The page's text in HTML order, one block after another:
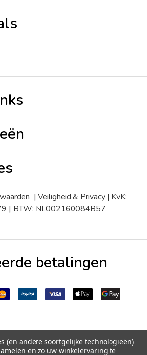
| Veiligheid & Privacy| KvK:
| BTW: NL002160084B57
betalingen
(en andere soortgelijke technologieën)
en zo uw winkelervaring te